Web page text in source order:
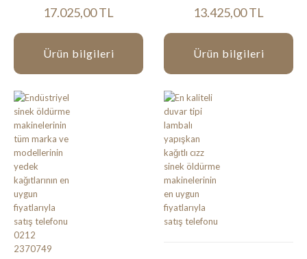
17.025,00 TL
Ürün bilgileri
13.425,00 TL
Ürün bilgileri